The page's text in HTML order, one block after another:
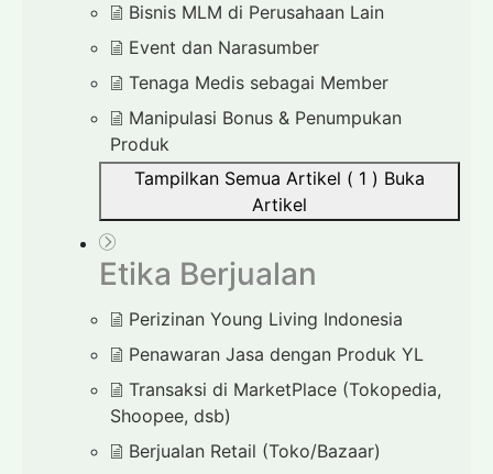
Bisnis MLM di Perusahaan Lain
Event dan Narasumber
Tenaga Medis sebagai Member
Manipulasi Bonus & Penumpukan
Produk
Tampilkan Semua Artikel ( 1 ) Buka
Artikel
Etika Berjualan
Perizinan Young Living Indonesia
Penawaran Jasa dengan Produk YL
Transaksi di MarketPlace (Tokopedia,
Shoopee, dsb)
Berjualan Retail (Toko/Bazaar)